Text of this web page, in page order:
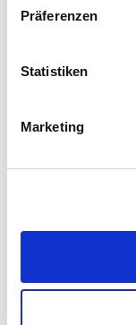
Präferenzen
Statistiken
Marketing
Ablage